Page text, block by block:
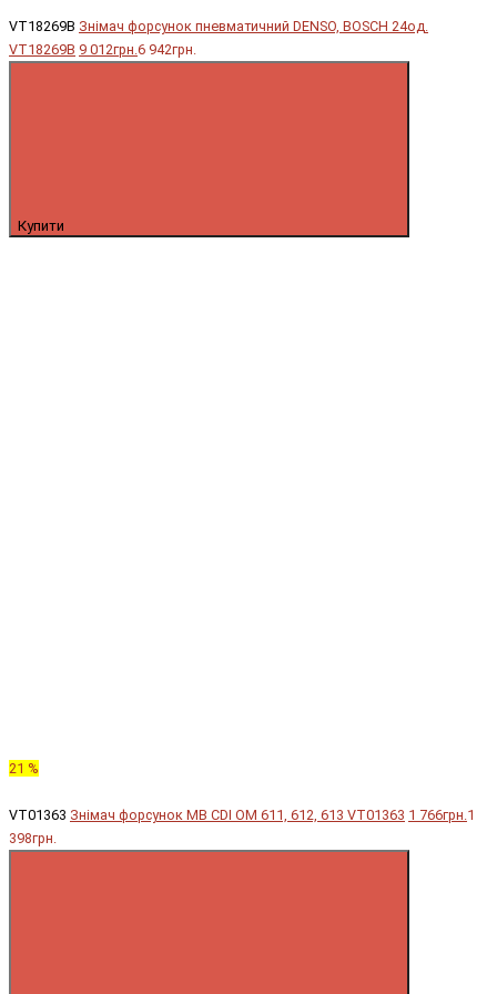
VT18269B Знімач форсунок пневматичний DENSO, BOSCH 24од.
VT18269B 9 012грн.6 942грн.
Купити
21 %
VT01363 Знімач форсунок MB CDI OM 611, 612, 613 VT01363 1 766грн.1
398грн.